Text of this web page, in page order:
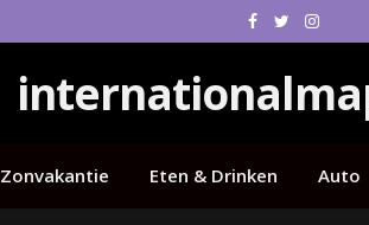
Facebook
Twitter
Zonvakantie Eten & Drinken Auto